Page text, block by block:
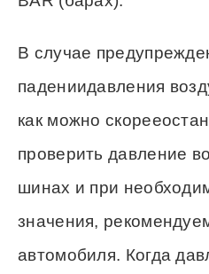
В случае
падениидавления
как можно
проверить давление
шинах и при
значения,
автомобиля. Когда